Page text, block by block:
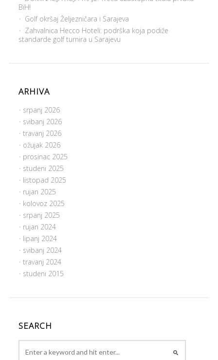
BiH!
Golf okršaj Željezničara i Sarajeva
Zahvalnica Hecco Hoteli: podrška koja podiže
standarde golf turnira u Sarajevu
ARHIVA
srpanj 2026
svibanj 2026
travanj 2026
ožujak 2026
prosinac 2025
studeni 2025
listopad 2025
rujan 2025
kolovoz 2025
srpanj 2025
rujan 2024
lipanj 2024
svibanj 2024
travanj 2024
studeni 2015
SEARCH